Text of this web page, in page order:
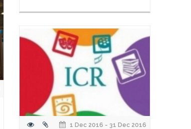
1 Dec 2016 - 31 Dec 2016